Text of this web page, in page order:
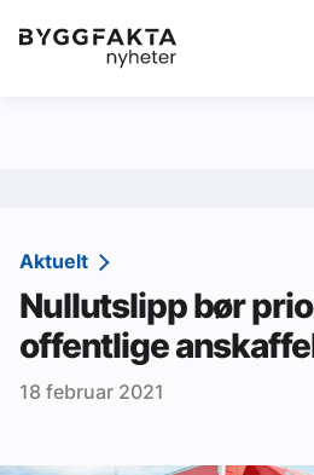
Kategorier Jobbmarkedet
Redaksjonen
Om Byggfakta
Annonsere
Aktuelt
Nullutslipp bør
offentlige
18 februar 2021